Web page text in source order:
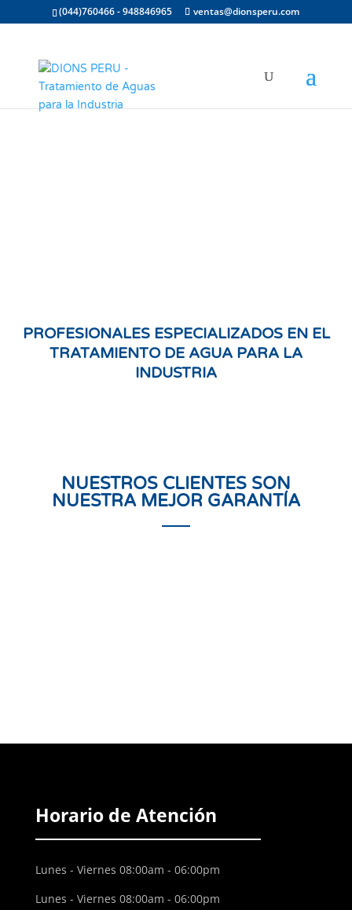
(044)760466 - 948846965 ventas@dionsperu.com
PROFESIONALES ESPECIALIZADOS EN EL
TRATAMIENTO DE AGUA PARA LA
INDUSTRIA
NUESTROS CLIENTES SON
NUESTRA MEJOR GARANTÍA
Horario de Atención
Lunes - Viernes 08:00am - 06:00pm
Lunes - Viernes 08:00am - 06:00pm